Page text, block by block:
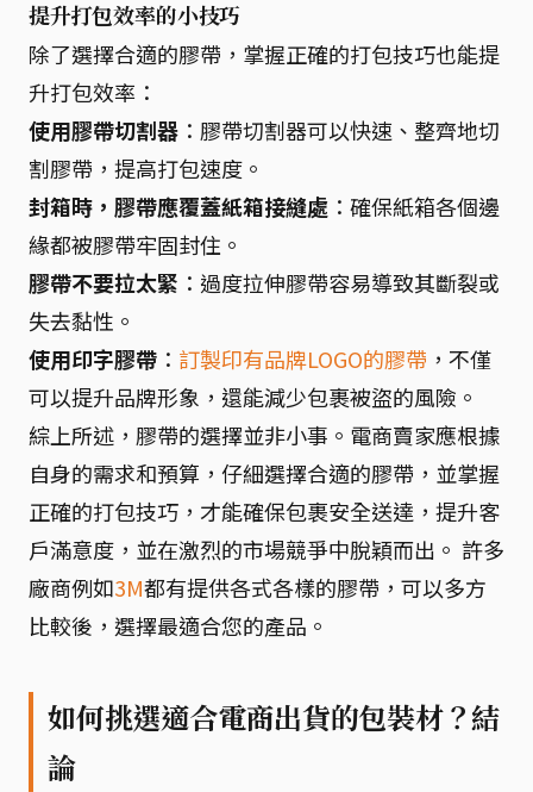
提升打包效率的小技巧
除了選擇合適的膠帶，掌握正確的打包技巧也能提
升打包效率：
使用膠帶切割器 ：膠帶切割器可以快速、整齊地切
割膠帶，提高打包速度。
封箱時，膠帶應覆蓋紙箱接縫處 ：確保紙箱各個邊
緣都被膠帶牢固封住。
膠帶不要拉太緊 ：過度拉伸膠帶容易導致其斷裂或
失去黏性。
使用印字膠帶 ： 訂製印有品牌LOGO的膠帶 ，不僅
可以提升品牌形象，還能減少包裹被盜的風險。
綜上所述，膠帶的選擇並非小事。電商賣家應根據
自身的需求和預算，仔細選擇合適的膠帶，並掌握
正確的打包技巧，才能確保包裹安全送達，提升客
戶滿意度，並在激烈的市場競爭中脫穎而出。 許多
廠商例如3M都有提供各式各樣的膠帶，可以多方
比較後，選擇最適合您的產品。
如何挑選適合電商出貨的包裝材？結
論